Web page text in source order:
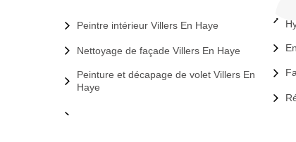
Peintre intérieur Villers En Haye
Nettoyage de façade Villers En Haye
Peinture et décapage de volet Villers En
Haye